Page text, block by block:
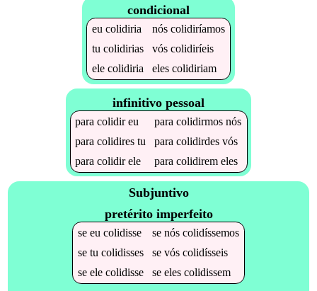
condicional
eu colidiria nós colidiríamos
tu colidirias vós colidiríeis
ele colidiria eles colidiriam
infinitivo pessoal
paracolidireu paracolidirmos nós
paracolidires tu paracolidirdes vós
paracolidirele paracolidirem eles
Subjuntivo
pretérito imperfeito
se eu colidisse se nós colidíssemos
se tu colidisses se vós colidísseis
se ele colidisse se eles colidissem